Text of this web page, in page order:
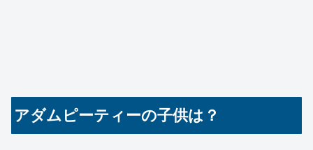
アダムピーティーの子供は？